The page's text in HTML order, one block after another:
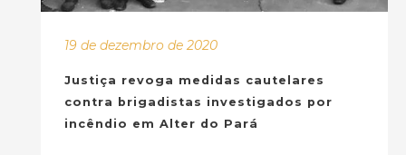
19 de dezembro de 2020
Justiça revoga medidas cautelares
contra brigadistas investigados por
incêndio em Alter do Pará